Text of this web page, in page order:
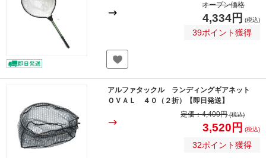
オープン価格
4,334円 (税込)
39ポイント獲得
アルファタックル ランディングギアネット
ＯＶＡＬ ４０（２折）【即日発送】
定価：4,400円(税込)
3,520円 (税込)
32ポイント獲得